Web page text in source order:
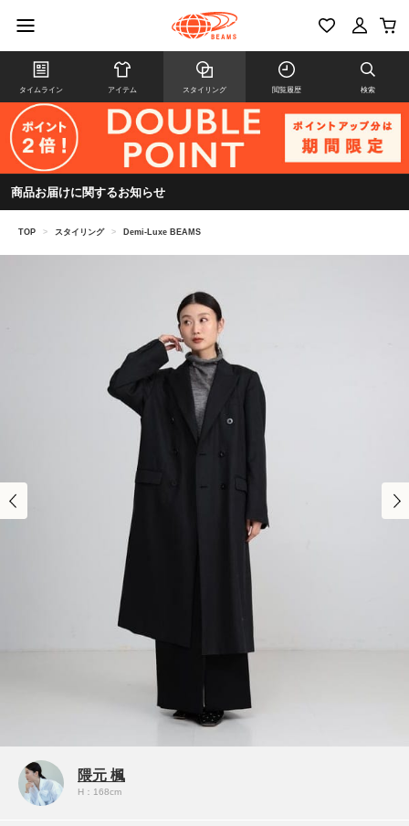
タイムライン アイテム スタイリング 閲覧履歴 検索
商品お届けに関するお知らせ
TOP > スタイリング > Demi-Luxe BEAMS
隈元 楓
H：168cm